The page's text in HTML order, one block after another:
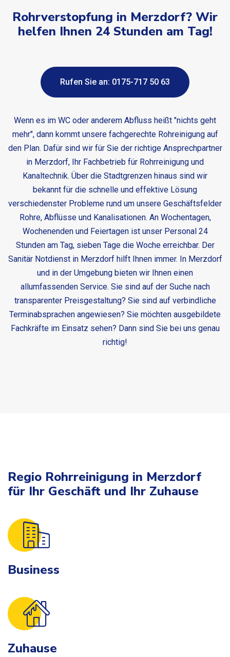
Rohrverstopfung in Merzdorf? Wir
helfen Ihnen 24 Stunden am Tag!
Rufen Sie an: 0175-717 50 63
Wenn es im WC oder anderem Abfluss heißt "nichts geht
mehr", dann kommt unsere fachgerechte Rohreinigung auf
den Plan. Dafür sind wir für Sie der richtige Ansprechpartner
in Merzdorf, Ihr Fachbetrieb für Rohrreinigung und
Kanaltechnik. Über die Stadtgrenzen hinaus sind wir
bekannt für die schnelle und effektive Lösung
verschiedenster Probleme rund um unsere Geschäftsfelder
Rohre, Abflüsse und Kanalisationen. An Wochentagen,
Wochenenden und Feiertagen ist unser Personal 24
Stunden am Tag, sieben Tage die Woche erreichbar. Der
Sanitär Notdienst in Merzdorfhilft Ihnen immer. In Merzdorf
und in der Umgebung bieten wir Ihnen einen
allumfassenden Service. Sie sind auf der Suche nach
transparenter Preisgestaltung? Sie sind auf verbindliche
Terminabsprachen angewiesen? Sie möchten ausgebildete
Fachkräfte im Einsatz sehen? Dann sind Sie bei uns genau
richtig!
Regio Rohrreinigung in Merzdorf
für Ihr Geschäft und Ihr Zuhause
Business
Zuhause